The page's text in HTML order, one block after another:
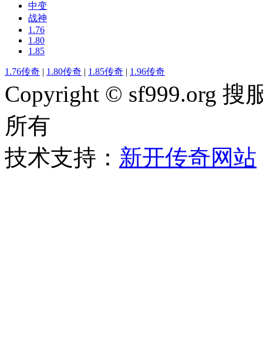
中变
战神
1.76
1.80
1.85
1.76传奇 | 1.80传奇 | 1.85传奇 | 1.96传奇
Copyright © sf999.org 搜
所有
技术支持： 新开传奇网站